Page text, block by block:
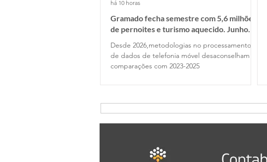
Gramado fecha semestre com 5,6 milhões
de pernoites e turismo aquecido. Junho
desponta!
Desde 2026,metodologias no processamento
de dados de telefonia móvel desaconselham
comparações com 2023-2025
há 10 horas